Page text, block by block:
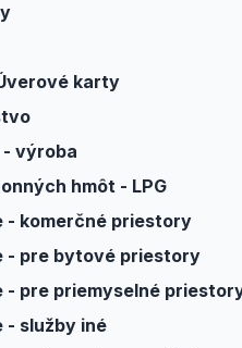
karty
výroba
hmôt - LPG
- komerčné priestory
- pre bytové priestory
- pre priemyselné
- služby iné